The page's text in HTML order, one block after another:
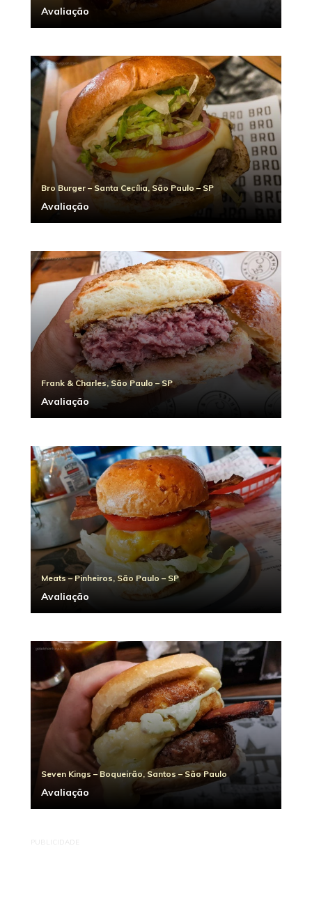
Avaliação
Bro Burger – Santa Cecília, São Paulo – SP
Avaliação
Frank & Charles, São Paulo – SP
Avaliação
Meats – Pinheiros, São Paulo – SP
Avaliação
Seven Kings – Boqueirão, Santos – São Paulo
Avaliação
PUBLICIDADE